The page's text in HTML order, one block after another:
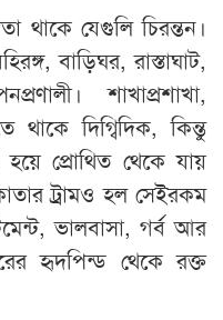
থাকে যেগুলি চিরন্তন।
বাড়িঘর, রাস্তাঘাট,
শাখাপ্রশাখা,
দিগ্বিদিক, কিন্তু
প্রোথিত থেকে যায়
ট্রামও হল সেইরকম
ভালবাসা, গর্ব আর
হৃদপিন্ড থেকে রক্ত